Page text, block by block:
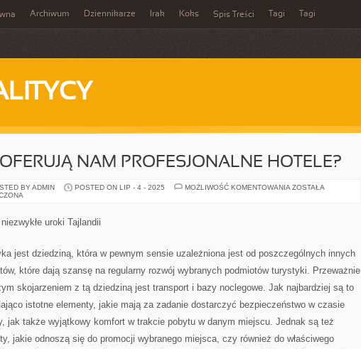
Archiwum Dziennikarze Irak Koks Spis Treści Tagi Tagi
NAM PROFESJONALNE HOTELE?
BY ADMIN POSTED ON LIP - 4 - 2025 MOŻLIWOŚĆ KOMENTOWANIA CO
ZOSTAŁA
uroki Tajlandii
jest dziedziną, która w pewnym sensie uzależniona jest od poszczególnych innych
które dają szansę na regularny rozwój wybranych podmiotów turystyki. Przeważnie
skojarzeniem z tą dziedziną jest transport i bazy noclegowe. Jak najbardziej są to
istotne elementy, jakie mają za zadanie dostarczyć bezpieczeństwo w czasie
jak także wyjątkowy komfort w trakcie pobytu w danym miejscu. Jednak są też
jakie odnoszą się do promocji wybranego miejsca, czy również do właściwego